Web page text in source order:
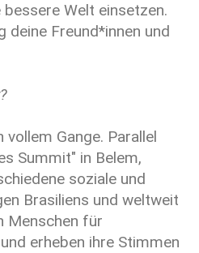
Welt einsetzen.
deine Freund*innen und
Gange. Parallel
Summit" in Belem,
soziale und
Brasiliens und weltweit
Menschen für
erheben ihre Stimmen